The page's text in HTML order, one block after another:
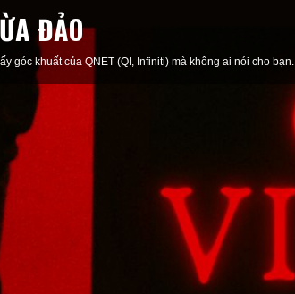
ĐẢO
góc khuất của QNET (QI, Infiniti) mà không ai nói cho bạn.